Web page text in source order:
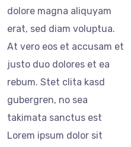
dolore magna aliquyam
erat, sed diam voluptua.
At vero eos et accusam et
justo duo dolores et ea
rebum. Stet clita kasd
gubergren, no sea
takimata sanctus est
Lorem ipsum dolor sit